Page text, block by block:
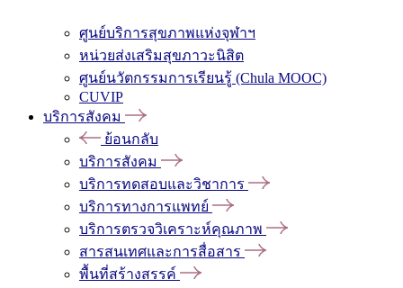
ศูนย์บริการสุขภาพแห่งจุฬาฯ
หน่วยส่งเสริมสุขภาวะนิสิต
ศูนย์นวัตกรรมการเรียนรู้ (Chula MOOC)
CUVIP
บริการสังคม
ย้อนกลับ
บริการสังคม
บริการทดสอบและวิชาการ
บริการทางการแพทย์
บริการตรวจวิเคราะห์คุณภาพ
สารสนเทศและการสื่อสาร
พื้นที่สร้างสรรค์